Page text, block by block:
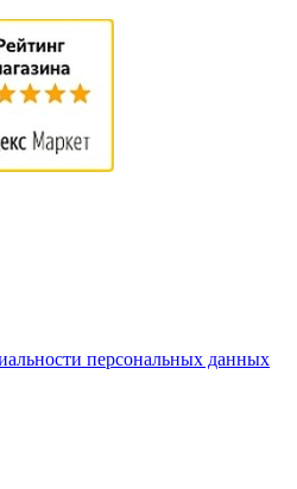
персональных данных